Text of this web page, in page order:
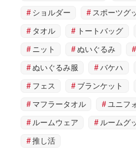
ショルダー スポーツグ
タオル トートバッグ
ニット ぬいぐるみ
ぬいぐるみ服 バケハ
フェス ブランケット
マフラータオル ユニフ
ルームウェア ルームグ
推し活